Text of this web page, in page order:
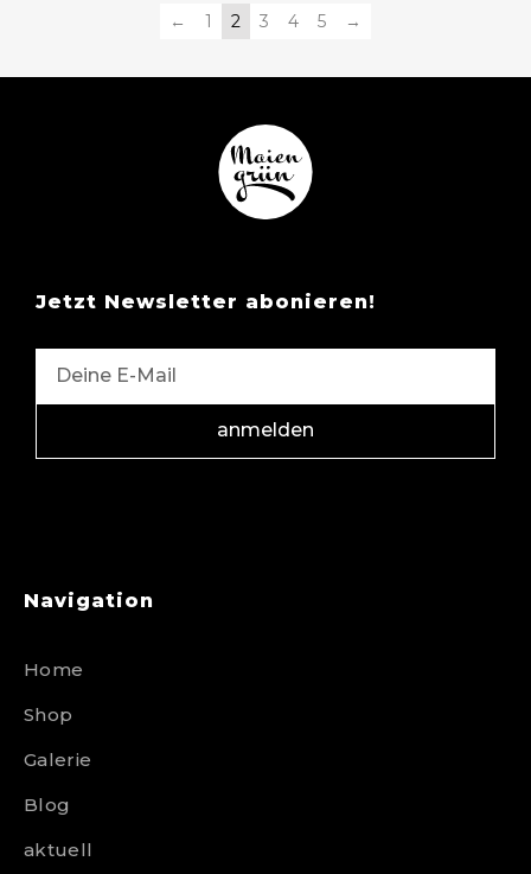
← 1 2 3 4 5 →
Jetzt Newsletter abonieren!
anmelden
Navigation
Home
Shop
Galerie
Blog
aktuell